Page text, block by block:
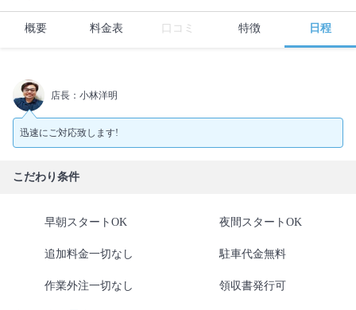
概要 料金表 口コミ 特徴 日程
店長：小林洋明
迅速にご対応致します!
こだわり条件
早朝スタートOK 夜間スタートOK
追加料金一切なし 駐車代金無料
作業外注一切なし 領収書発行可